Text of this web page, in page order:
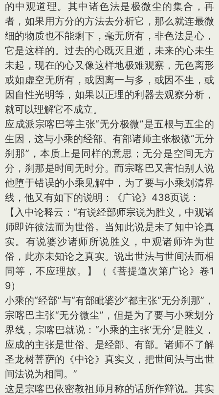
的中观道理。其中诸色法是极微尘的集合，再
者，如果用方分的方法去分析它，那么就连最微
细的物质也不能剩下，毫无所有，非色法是心，
它是这样的。过去的心既灭且逝，未来的心未生
未起，现在的心又像这样地极难观察，无色离形
或如虚空无所有，或因离一与多，或因不生，或
因自性光明等，如果以正理的利器去观察分析，
就可以理解它不成立。
应成派宗喀巴等主张“无分极微”是五根与五尘的
生因，这与小乘的经部、有部诸师主张极微“无分
刹那”，本质上是同样的意思；无分是空间无方
分，刹那是时间无时分。而宗喀巴又害怕别人说
他堕于错误的小乘见解中，为了要与小乘划清界
线，他又有如下的说明：《广论》438页说：
【入中论释云：“有说经部师宗说为胜义，中观诸
师即许彼法而为世俗。当知此说是未了知中论真
实。有说婆沙诸师所说胜义，中观诸师许为世
俗，此亦未知论之真实。说出世法与世间法而相
同等，不应理故。】（《菩提道次第广论》卷1
9）
小乘的“经部”与“有部毗婆沙”都主张“无分刹那”，
宗喀巴主张“无分微尘”，但是为了要与小乘划分
界线，宗喀巴就说：“小乘的主张‘无分’是胜义，
应成的主张是世俗、是经部、有部。诸师不了解
圣龙树菩萨的《中论》真实义，把世间法与出世
间法说为相同。”
这是宗喀巴依密教祖师月称的话所作辩说。其实